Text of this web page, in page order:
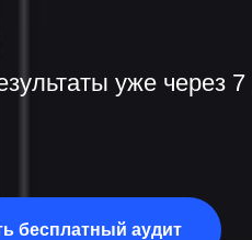
уже через 7
бесплатный аудит